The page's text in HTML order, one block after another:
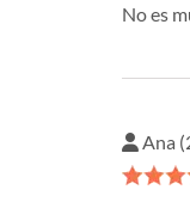
No es
Ana